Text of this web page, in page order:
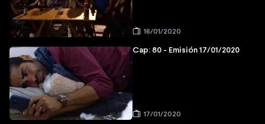
16/01/2020
Cap: 80 - Emisión 17/01/2020
17/01/2020